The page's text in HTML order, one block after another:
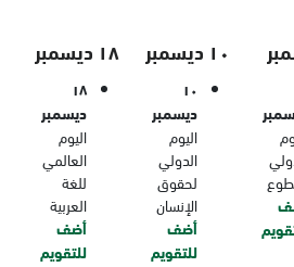
١٠ ديسمبر
١٠
ديسمبر
اليوم
الدولي
لحقوق
الإنسان
أضف
للتقويم
١٨ ديسمبر
١٨
ديسمبر
اليوم
العالمي
للغة
العربية
أضف
للتقويم